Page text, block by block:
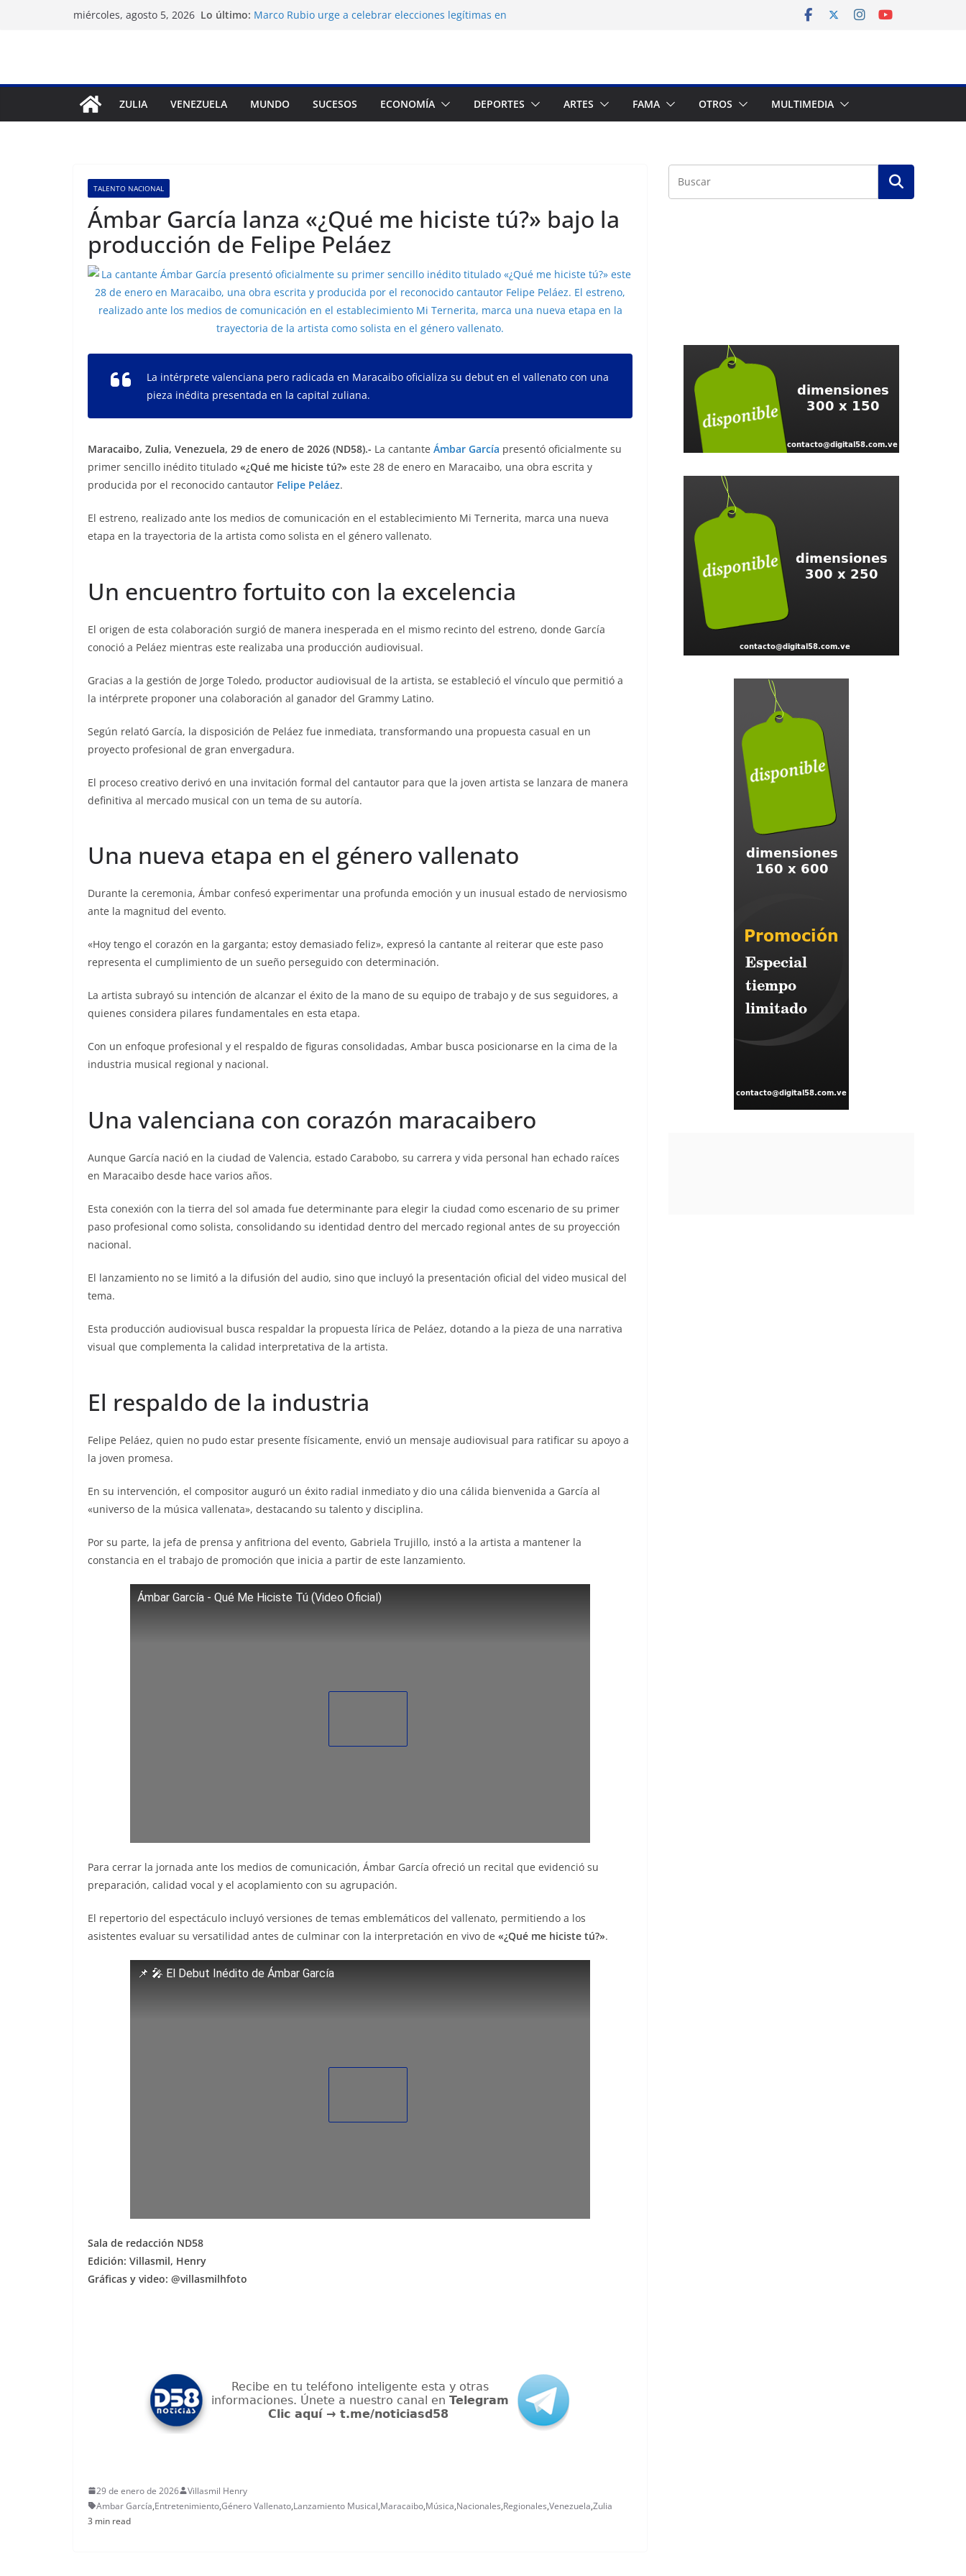
miércoles, agosto 5, 2026 Lo último: Marco Rubio urge a celebrar elecciones legítimas en
Hallan el cuerpo del montañista Nirmal Purja tras
avalancha en Pakistán
ZULIA VENEZUELA MUNDO SUCESOS ECONOMÍA DEPORTES ARTES FAMA OTROS MULTIMEDIA
TALENTO NACIONAL
Ámbar García lanza «¿Qué me hiciste tú?» bajo la
producción de Felipe Peláez
La intérprete valenciana pero radicada en Maracaibo oficializa su debut en el vallenato con una
pieza inédita presentada en la capital zuliana.
Maracaibo, Zulia, Venezuela, 29 de enero de 2026 (ND58).- La cantante Ámbar García presentó oficialmente su
primer sencillo inédito titulado «¿Qué me hiciste tú?» este 28 de enero en Maracaibo, una obra escrita y
producida por el reconocido cantautor Felipe Peláez.
El estreno, realizado ante los medios de comunicación en el establecimiento Mi Ternerita, marca una nueva
etapa en la trayectoria de la artista como solista en el género vallenato.
Un encuentro fortuito con la excelencia
El origen de esta colaboración surgió de manera inesperada en el mismo recinto del estreno, donde García
conoció a Peláez mientras este realizaba una producción audiovisual.
Gracias a la gestión de Jorge Toledo, productor audiovisual de la artista, se estableció el vínculo que permitió a
la intérprete proponer una colaboración al ganador del Grammy Latino.
Según relató García, la disposición de Peláez fue inmediata, transformando una propuesta casual en un
proyecto profesional de gran envergadura.
El proceso creativo derivó en una invitación formal del cantautor para que la joven artista se lanzara de manera
definitiva al mercado musical con un tema de su autoría.
Una nueva etapa en el género vallenato
Durante la ceremonia, Ámbar confesó experimentar una profunda emoción y un inusual estado de nerviosismo
ante la magnitud del evento.
«Hoy tengo el corazón en la garganta; estoy demasiado feliz», expresó la cantante al reiterar que este paso
representa el cumplimiento de un sueño perseguido con determinación.
La artista subrayó su intención de alcanzar el éxito de la mano de su equipo de trabajo y de sus seguidores, a
quienes considera pilares fundamentales en esta etapa.
Con un enfoque profesional y el respaldo de figuras consolidadas, Ambar busca posicionarse en la cima de la
industria musical regional y nacional.
Una valenciana con corazón maracaibero
Aunque García nació en la ciudad de Valencia, estado Carabobo, su carrera y vida personal han echado raíces
en Maracaibo desde hace varios años.
Esta conexión con la tierra del sol amada fue determinante para elegir la ciudad como escenario de su primer
paso profesional como solista, consolidando su identidad dentro del mercado regional antes de su proyección
nacional.
El lanzamiento no se limitó a la difusión del audio, sino que incluyó la presentación oficial del video musical del
tema.
Esta producción audiovisual busca respaldar la propuesta lírica de Peláez, dotando a la pieza de una narrativa
visual que complementa la calidad interpretativa de la artista.
El respaldo de la industria
Felipe Peláez, quien no pudo estar presente físicamente, envió un mensaje audiovisual para ratificar su apoyo a
la joven promesa.
En su intervención, el compositor auguró un éxito radial inmediato y dio una cálida bienvenida a García al
«universo de la música vallenata», destacando su talento y disciplina.
Por su parte, la jefa de prensa y anfitriona del evento, Gabriela Trujillo, instó a la artista a mantener la
constancia en el trabajo de promoción que inicia a partir de este lanzamiento.
Ámbar García - Qué Me Hiciste Tú (Video Oficial)
Para cerrar la jornada ante los medios de comunicación, Ámbar García ofreció un recital que evidenció su
preparación, calidad vocal y el acoplamiento con su agrupación.
El repertorio del espectáculo incluyó versiones de temas emblemáticos del vallenato, permitiendo a los
asistentes evaluar su versatilidad antes de culminar con la interpretación en vivo de «¿Qué me hiciste tú?».
📌 🎤 El Debut Inédito de Ámbar García
Sala de redacción ND58
Edición: Villasmil, Henry
Gráficas y video: @villasmilhfoto
29 de enero de 2026
Villasmil Henry
Ambar García,Entretenimiento,Género Vallenato,Lanzamiento Musical,Maracaibo,Música,Nacionales,Regionales,Venezuela,Zulia
3 min read